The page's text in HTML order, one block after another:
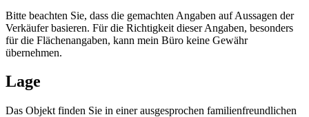
Bitte beachten Sie, dass die gemachten Angaben auf Aussagen der
Verkäufer basieren. Für die Richtigkeit dieser Angaben, besonders
für die Flächenangaben, kann mein Büro keine Gewähr
übernehmen.
Lage
Das Objekt finden Sie in einer ausgesprochen familienfreundlichen